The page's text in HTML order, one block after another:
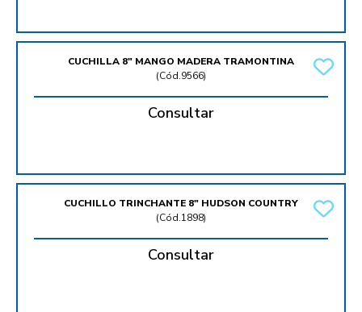
CUCHILLA 8" MANGO MADERA TRAMONTINA
(Cód.9566)
Consultar
CUCHILLO TRINCHANTE 8" HUDSON COUNTRY
(Cód.1898)
Consultar